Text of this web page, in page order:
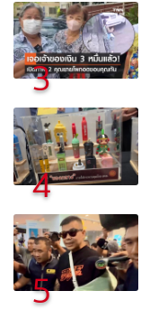
3
4
5